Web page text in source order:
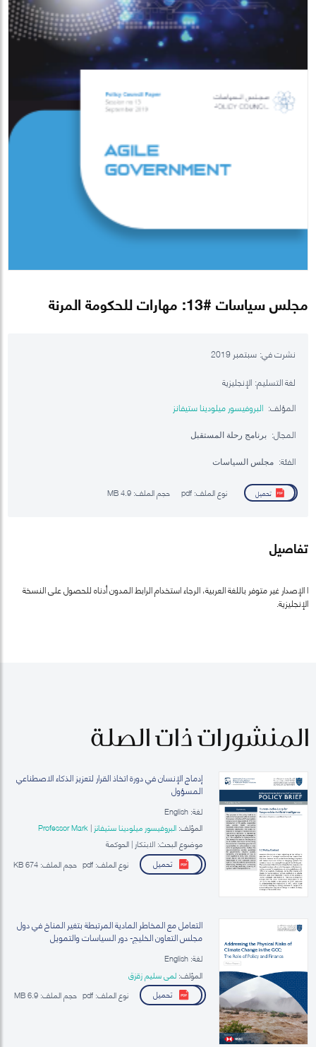
مجلس سياسات #13: مهارات للحكومة المرنة
نشرت في: سبتمبر 2019
لغة التسليم: الإنجليزية
المؤلف: البروفيسور ميلودينا ستيفانز
المجال:
برنامج رحلة المستقبل
الفئة: مجلس السياسات
تحميل نوع الملف: pdf حجم الملف: 4.9 MB
تفاصيل
ا الإصدار غير متوفر باللغة العربية، الرجاء استخدام الرابط المدون أدناه للحصول على النسخة
الإنجليزية.
المنشورات ذات الصلة
إدماج الإنسان في دورة اتخاذ القرار لتعزيز الذكاء الاصطناعي
المسؤول
لغة: English
المؤلف: البروفيسور ميلودينا ستيفانز |
Professor Mark
Esposito
موضوع البحث: الابتكار | الحوكمة
تحميل
نوع الملف: حجم الملف:
التعامل مع المخاطر المادية المرتبطة بتغير المناخ في دول
مجلس التعاون الخليج- دور السياسات والتمويل
لغة: English
المؤلف: لمى سليم زقزق
تحميل
نوع الملف: حجم الملف: